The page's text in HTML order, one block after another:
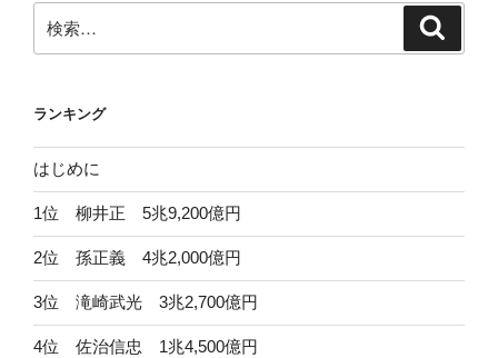
ン
索:
ランキング
はじめに
1位 柳井正 5兆9,200億円
2位 孫正義 4兆2,000億円
3位 滝崎武光 3兆2,700億円
4位 佐治信忠 1兆4,500億円